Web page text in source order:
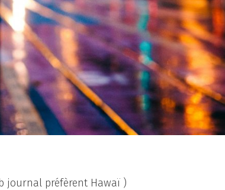
journal préfèrent Hawaï )